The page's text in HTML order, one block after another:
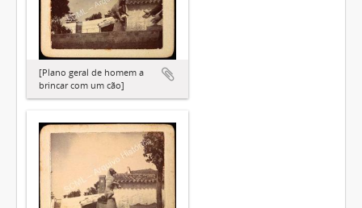
[Plano geral de homem a
brincar com um cão]